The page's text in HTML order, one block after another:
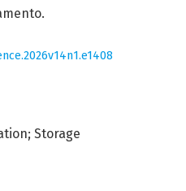
Storage